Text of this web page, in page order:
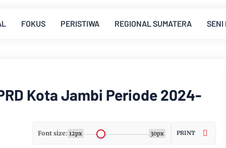
FOKUS PERISTIWA REGIONAL SUMATERA SENI
Kota Jambi Periode 2024-
Font size: 12px 30px PRINT